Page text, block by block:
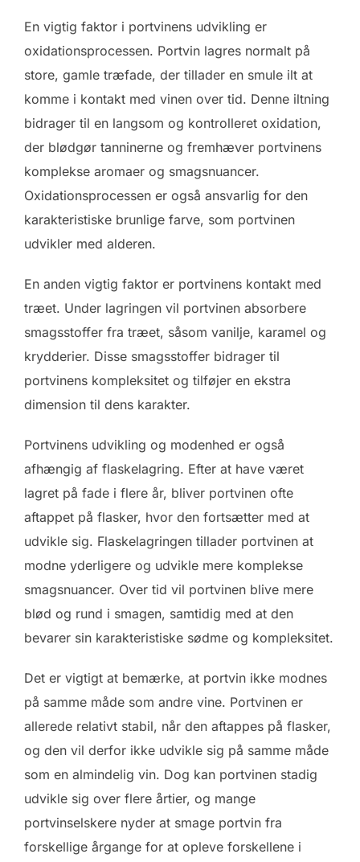
En vigtig faktor i portvinens udvikling er
oxidationsprocessen. Portvin lagres normalt på
store, gamle træfade, der tillader en smule ilt at
komme i kontakt med vinen over tid. Denne iltning
bidrager til en langsom og kontrolleret oxidation,
der blødgør tanninerne og fremhæver portvinens
komplekse aromaer og smagsnuancer.
Oxidationsprocessen er også ansvarlig for den
karakteristiske brunlige farve, som portvinen
udvikler med alderen.
En anden vigtig faktor er portvinens kontakt med
træet. Under lagringen vil portvinen absorbere
smagsstoffer fra træet, såsom vanilje, karamel og
krydderier. Disse smagsstoffer bidrager til
portvinens kompleksitet og tilføjer en ekstra
dimension til dens karakter.
Portvinens udvikling og modenhed er også
afhængig af flaskelagring. Efter at have været
lagret på fade i flere år, bliver portvinen ofte
aftappet på flasker, hvor den fortsætter med at
udvikle sig. Flaskelagringen tillader portvinen at
modne yderligere og udvikle mere komplekse
smagsnuancer. Over tid vil portvinen blive mere
blød og rund i smagen, samtidig med at den
bevarer sin karakteristiske sødme og kompleksitet.
Det er vigtigt at bemærke, at portvin ikke modnes
på samme måde som andre vine. Portvinen er
allerede relativt stabil, når den aftappes på flasker,
og den vil derfor ikke udvikle sig på samme måde
som en almindelig vin. Dog kan portvinen stadig
udvikle sig over flere årtier, og mange
portvinselskere nyder at smage portvin fra
forskellige årgange for at opleve forskellene i